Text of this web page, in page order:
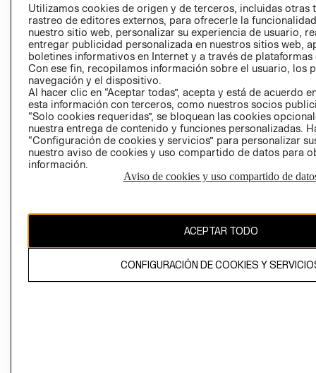
AVISO DE
PRIVACIDAD
GIFT CARD
AVISO DE
Perú (S/)
El contenido de esta página web está protegido por copyright y es
Utilizamos cookies de origen y de terceros, incluidas otras
rastreo de editores externos, para ofrecerle la
nuestro sitio web, personalizar su experiencia de usuario,
entregar publicidad personalizada en nuestros sitios web,
boletines informativos en Internet y a través de plataformas
Con ese fin, recopilamos información sobre el usuario, los
navegación y el dispositivo.
Al hacer clic en “Aceptar todas”, acepta y está de acuerdo
esta información con terceros, como nuestros socios
“Solo cookies requeridas”, se bloquean las cookies
nuestra entrega de contenido y funciones personalizadas.
“Configuración de cookies y servicios” para personalizar
nuestro aviso de cookies y uso compartido de datos para
información.
Aviso de cookies y uso compartido de
ACEPTAR TODO
CONFIGURACIÓN DE COOKIES Y